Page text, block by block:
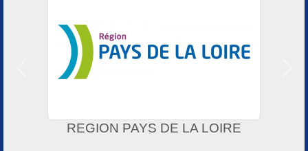
REGION PAYS DE LA LOIRE
Précedent